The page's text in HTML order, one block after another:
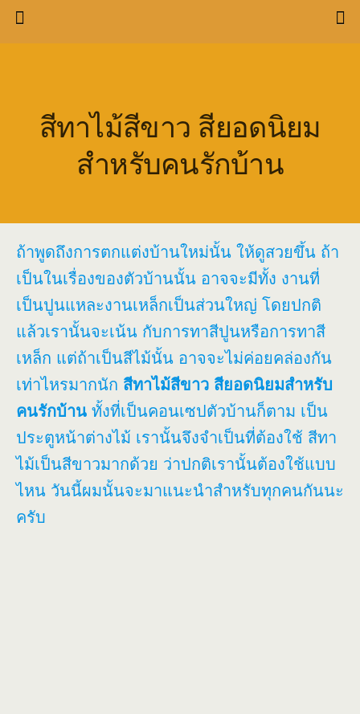
สีทาไม้สีขาว สียอดนิยม
สำหรับคนรักบ้าน
ถ้าพูดถึงการตกแต่งบ้านใหม่นั้น ให้ดูสวยขึ้น ถ้า
เป็นในเรื่องของตัวบ้านนั้น อาจจะมีทั้ง งานที่
เป็นปูนแหละงานเหล็กเป็นส่วนใหญ่ โดยปกติ
แล้วเรานั้นจะเน้น กับการทาสีปูนหรือการทาสี
เหล็ก แต่ถ้าเป็นสีไม้นั้น อาจจะไม่ค่อยคล่องกัน
เท่าไหรมากนัก สีทาไม้สีขาว สียอดนิยมสำหรับ
คนรักบ้าน ทั้งที่เป็นคอนเซปตัวบ้านก็ตาม เป็น
ประตูหน้าต่างไม้ เรานั้นจึงจำเป็นที่ต้องใช้ สีทา
ไม้เป็นสีขาวมากด้วย ว่าปกติเรานั้นต้องใช้แบบ
ไหน วันนี้ผมนั้นจะมาแนะนำสำหรับทุกคนกันนะ
ครับ